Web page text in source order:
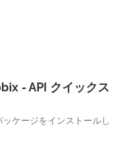
- API クイックス
ケージをインストールし